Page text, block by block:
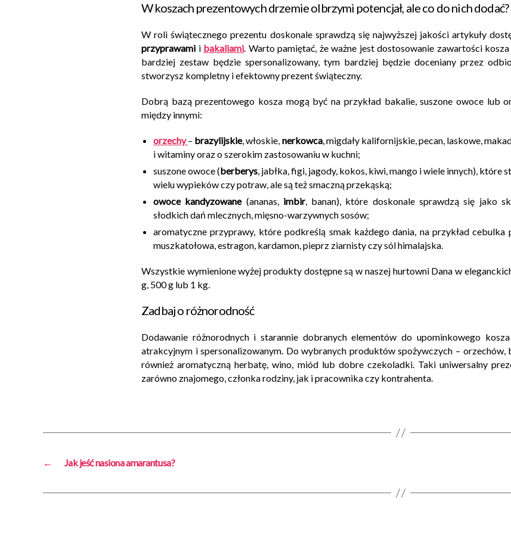
W koszach prezentowych drzemie olbrzymi potencjał, ale co do nich dodać?
W roli świątecznego prezentu doskonale sprawdzą się najwyższej jakości artykuły
przyprawami i bakaliami. Warto pamiętać, że ważne jest dostosowanie zawartości
bardziej zestaw będzie spersonalizowany, tym bardziej będzie doceniany przez
stworzysz kompletny i efektowny prezent świąteczny.
Dobrą bazą prezentowego kosza mogą być na przykład bakalie, suszone owoce lub
między innymi:
orzechy– brazylijskie, włoskie, nerkowca, migdały kalifornijskie, pecan, laskowe,
i witaminy oraz o szerokim zastosowaniu w kuchni;
suszone owoce (berberys, jabłka, figi, jagody, kokos, kiwi, mango i wiele innych), które
wielu wypieków czy potraw, ale są też smaczną przekąską;
owoce kandyzowane(ananas, imbir, banan), które doskonale sprawdzą się jako
słodkich dań mlecznych, mięsno-warzywnych sosów;
aromatyczne przyprawy, które podkreślą smak każdego dania, na przykład cebulka
muszkatołowa, estragon, kardamon, pieprz ziarnisty czy sól himalajska.
Wszystkie wymienione wyżej produkty dostępne są w naszej hurtowni Dana w
g, 500 g lub 1 kg.
Zadbaj o różnorodność
Dodawanie różnorodnych i starannie dobranych elementów do upominkowego
atrakcyjnym i spersonalizowanym. Do wybranych produktów spożywczych –
również aromatyczną herbatę, wino, miód lub dobre czekoladki. Taki uniwersalny
zarówno znajomego, członka rodziny, jak i pracownika czy kontrahenta.
← Jak jeść nasiona amarantusa?